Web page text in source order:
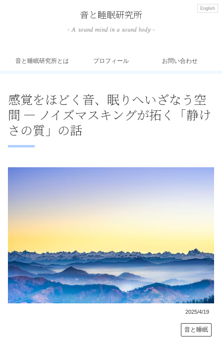
English
音と睡眠研究所
- A sound mind in a sound body -
音と睡眠研究所とは プロフィール お問い合わせ
感覚をほどく音、眠りへいざなう空
間 ― ノイズマスキングが拓く「静け
さの質」の話
2025/4/19
音と睡眠